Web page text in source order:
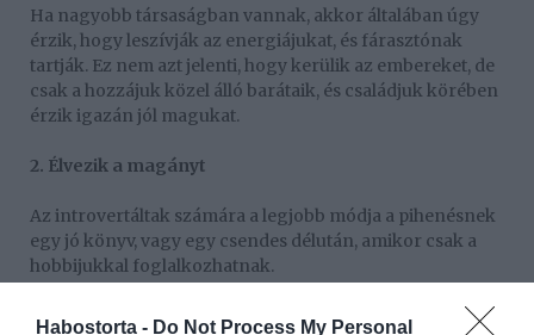
Habostorta - Do Not Process My Personal
Ha nagyobb társaságban vannak, akkor általában úgy
érzik, hogy leszívják az energiájukat, és fárasztónak
tartják. Ez nem azt jelenti, hogy kerülik az embereket, de
csak a hozzájuk közel álló barátaik, és családjuk körében
érzik igazán jól magukat.
2. Élvezik a magányt
Az introvertáltak számára a legjobb módja a pihenésnek
egy jó könyv, vagy egy csendes délután, amikor csak a
hobbijukkal foglalkozhatnak.
3. Csak néhány közeli barátjuk van